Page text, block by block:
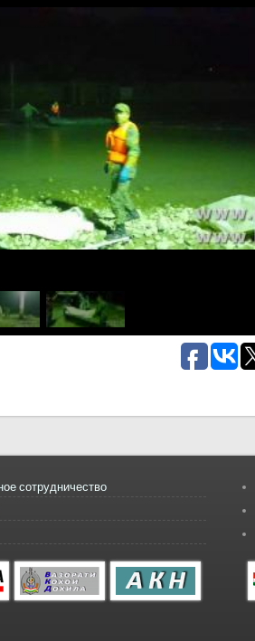
сотрудничество